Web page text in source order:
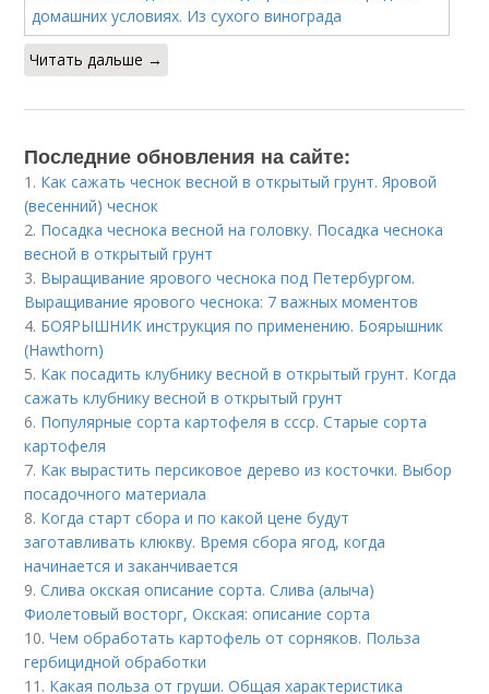
Читать дальше →
Последние обновления на сайте:
1. Как сажать чеснок весной в открытый грунт. Яровой
(весенний) чеснок
2. Посадка чеснока весной на головку. Посадка чеснока
весной в открытый грунт
3. Выращивание ярового чеснока под Петербургом.
Выращивание ярового чеснока: 7 важных моментов
4. БОЯРЫШНИК инструкция по применению. Боярышник
(Hawthorn)
5. Как посадить клубнику весной в открытый грунт. Когда
сажать клубнику весной в открытый грунт
6. Популярные сорта картофеля в ссср. Старые сорта
картофеля
7. Как вырастить персиковое дерево из косточки. Выбор
посадочного материала
8. Когда старт сбора и по какой цене будут
заготавливать клюкву. Время сбора ягод, когда
начинается и заканчивается
9.Слива окская описание сорта. Слива (алыча)
Фиолетовый восторг, Окская: описание сорта
10.Чем обработать картофель от сорняков. Польза
гербицидной обработки
11. Какая польза от груши. Общая характеристика